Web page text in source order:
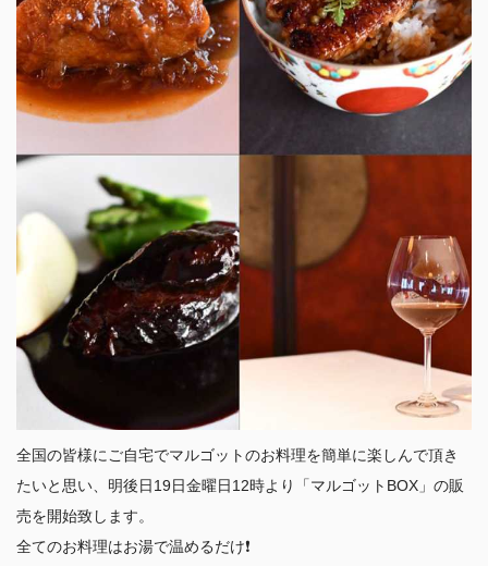
全国の皆様にご自宅でマルゴットのお料理を簡単に楽しんで頂き
たいと思い、明後日19日金曜日12時より「マルゴットBOX」の販
売を開始致します。
全てのお料理はお湯で温めるだけ❗️